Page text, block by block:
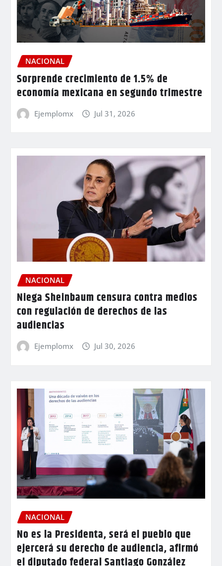
NACIONAL
Sorprende crecimiento de 1.5% de
economía mexicana en segundo trimestre
Ejemplomx Jul 31, 2026
NACIONAL
Niega Sheinbaum censura contra medios
con regulación de derechos de las
audiencias
Ejemplomx Jul 30, 2026
NACIONAL
No es la Presidenta, será el pueblo que
ejercerá su derecho de audiencia, afirmó